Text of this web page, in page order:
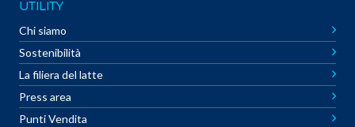
UTILITY
Chi siamo
Sostenibilità
La filiera del latte
Press area
Punti Vendita